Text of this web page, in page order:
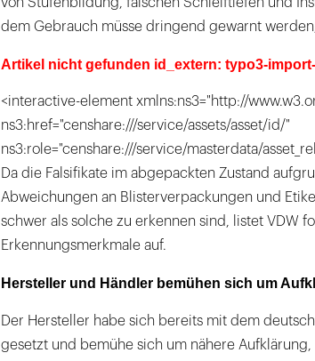
von Stufenbildung, falschen Schleiftiefen und
dem Gebrauch müsse dringend gewarnt
Artikel nicht gefunden id_extern: typo3-
<interactive-element xmlns:ns3="http://
ns3:href="censhare:///service/assets/asset/id/"
ns3:role="censhare:///service/masterdata/
Da die Falsifikate im abgepackten Zustand
Abweichungen an Blisterverpackungen und
schwer als solche zu erkennen sind, listet VDW
Erkennungsmerkmale auf.
Hersteller und Händler bemühen sich um
Der Hersteller habe sich bereits mit dem
gesetzt und bemühe sich um nähere Aufklärung,